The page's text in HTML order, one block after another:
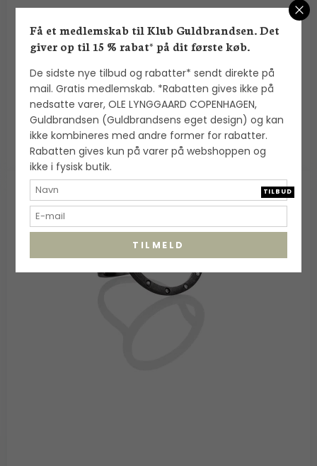
20000308
Georg Jensen
4.250,00 DKK
VIS PRODUKT
TILBUD
Få et medlemskab til Klub Guldbrandsen. Det
giver op til 15 % rabat* på dit første køb.
De sidste nye tilbud og rabatter* sendt direkte på
mail. Gratis medlemskab. *Rabatten gives ikke på
nedsatte varer, OLE LYNGGAARD COPENHAGEN,
Guldbrandsen (Guldbrandsens eget design) og kan
ikke kombineres med andre former for rabatter.
Rabatten gives kun på varer på webshoppen og
ikke i fysisk butik.
TILMELD